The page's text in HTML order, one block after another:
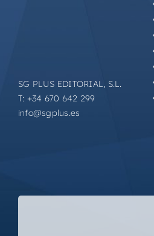
SG PLUS EDITORIAL, S.L.
T: +34 670 642 299
info@sgplus.es